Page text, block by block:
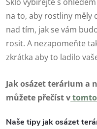
na to, aby rostliny měly
nad tím, jak se vám
rosit. A nezapomeňte
zkrátka aby to ladilo
Jak osázet terárium a
můžete přečíst v
Naše tipy jak osázet